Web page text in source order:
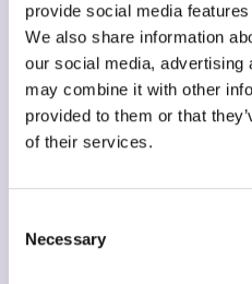
provide social media
We also share information
our social media, advertising
may combine it with other
provided to them or that
of their services.
Selection
Necessary
tarayıp tepki vermesi.
geliştirmeyle birleşir.Unity
üzeri içindir.
Dört yolun tamamı
internet bağlantısıyla
robotik kodlama eğitimi
İçerik yaşa göre uyarlanır.